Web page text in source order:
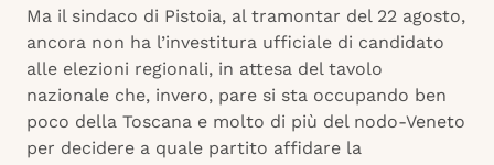
Ma il sindaco di Pistoia, al tramontar del 22 agosto,
ancora non ha l’investitura ufficiale di candidato
alle elezioni regionali, in attesa del tavolo
nazionale che, invero, pare si sta occupando ben
poco della Toscana e molto di più del nodo-Veneto
per decidere a quale partito affidare la